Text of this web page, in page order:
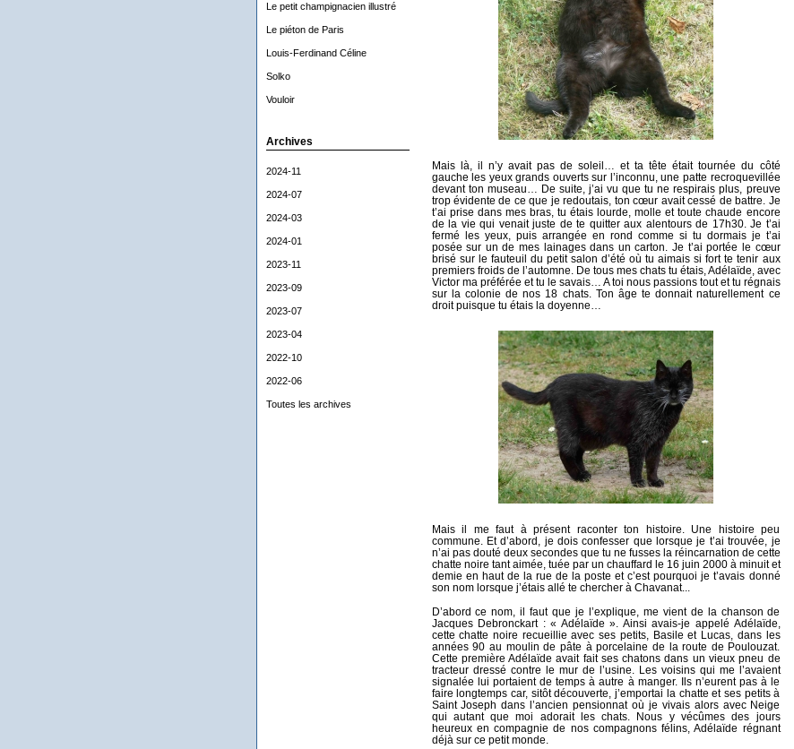
Le petit champignacien illustré
Le piéton de Paris
Louis-Ferdinand Céline
Solko
Vouloir
Archives
2024-11
2024-07
2024-03
2024-01
2023-11
2023-09
2023-07
2023-04
2022-10
2022-06
Toutes les archives
Mais là, il n’y avait pas de soleil… et ta tête était tournée du côté
gauche les yeux grands ouverts sur l’inconnu, une patte recroquevillée
devant ton museau… De suite, j’ai vu que tu ne respirais plus, preuve
trop évidente de ce que je redoutais, ton cœur avait cessé de battre. Je
t’ai prise dans mes bras, tu étais lourde, molle et toute chaude encore
de la vie qui venait juste de te quitter aux alentours de 17h30. Je t’ai
fermé les yeux, puis arrangée en rond comme si tu dormais je t’ai
posée sur un de mes lainages dans un carton. Je t’ai portée le cœur
brisé sur le fauteuil du petit salon d’été où tu aimais si fort te tenir aux
premiers froids de l’automne. De tous mes chats tu étais, Adélaïde, avec
Victor ma préférée et tu le savais… A toi nous passions tout et tu régnais
sur la colonie de nos 18 chats. Ton âge te donnait naturellement ce
droit puisque tu étais la doyenne…
Mais il me faut à présent raconter ton histoire. Une histoire peu
commune. Et d’abord, je dois confesser que lorsque je t’ai trouvée, je
n’ai pas douté deux secondes que tu ne fusses la réincarnation de cette
chatte noire tant aimée, tuée par un chauffard le 16 juin 2000 à minuit et
demie en haut de la rue de la poste et c’est pourquoi je t’avais donné
son nom lorsque j’étais allé te chercher à Chavanat...
D’abord ce nom, il faut que je l’explique, me vient de la chanson de
Jacques Debronckart : « Adélaïde ». Ainsi avais-je appelé Adélaïde,
cette chatte noire recueillie avec ses petits, Basile et Lucas, dans les
années 90 au moulin de pâte à porcelaine de la route de Poulouzat.
Cette première Adélaïde avait fait ses chatons dans un vieux pneu de
tracteur dressé contre le mur de l’usine. Les voisins qui me l’avaient
signalée lui portaient de temps à autre à manger. Ils n’eurent pas à le
faire longtemps car, sitôt découverte, j’emportai la chatte et ses petits à
Saint Joseph dans l’ancien pensionnat où je vivais alors avec Neige
qui autant que moi adorait les chats. Nous y vécûmes des jours
heureux en compagnie de nos compagnons félins, Adélaïde régnant
déjà sur ce petit monde.